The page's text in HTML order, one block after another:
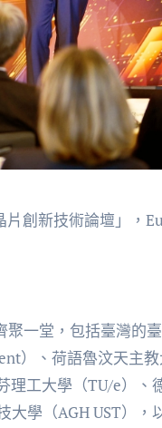
創新技術論壇」，
一堂，包括臺灣的
）、荷語魯汶天主
理工大學（TU/e）、
大學（AGH UST），